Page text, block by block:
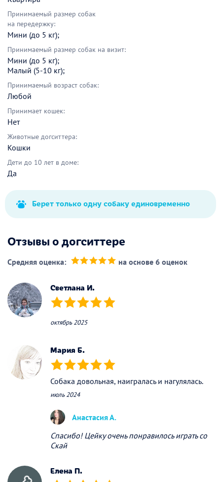
Принимаемый размер собак
на передержку:
Мини (до 5 кг);
Принимаемый размер собак на визит:
Мини (до 5 кг);
Малый (5-10 кг);
Принимаемый возраст собак:
Любой
Принимает кошек:
Нет
Животные догситтера:
Кошки
Дети до 10 лет в доме:
Да
Берет только одну собаку единовременно
Отзывы о догситтере
Средняя оценка: на основе 6 оценок
Светлана И.
(*) (*) (*) (*) (*)
октябрь 2025
Мария Б.
(*) (*) (*) (*) (*)
Собака довольная, наигралась и нагулялась.
июль 2024
Анастасия А.
Спасибо! Цейку очень понравилось играть со
Скай
Елена П.